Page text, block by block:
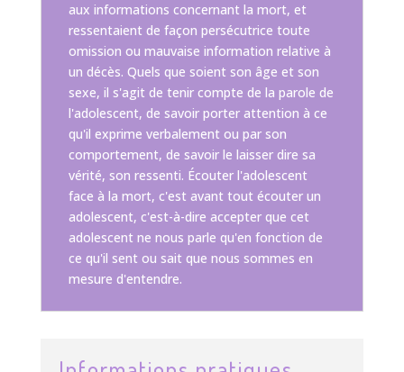
aux informations concernant la mort, et
ressentaient de façon persécutrice toute
omission ou mauvaise information relative à
un décès. Quels que soient son âge et son
sexe, il s'agit de tenir compte de la parole de
l'adolescent, de savoir porter attention à ce
qu'il exprime verbalement ou par son
comportement, de savoir le laisser dire sa
vérité, son ressenti. Écouter l'adolescent
face à la mort, c'est avant tout écouter un
adolescent, c'est-à-dire accepter que cet
adolescent ne nous parle qu'en fonction de
ce qu'il sent ou sait que nous sommes en
mesure d'entendre.